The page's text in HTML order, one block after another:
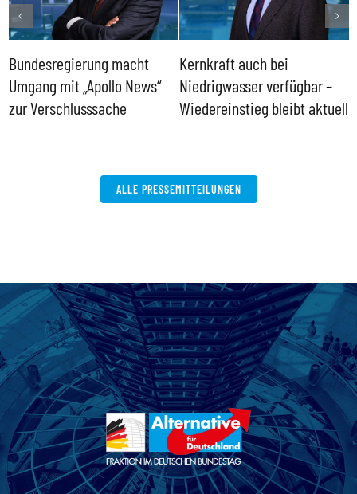
Bundesregierung macht
Umgang mit „Apollo News“
zur Verschlusssache
Kernkraft auch bei
Niedrigwasser verfügbar –
Wiedereinstieg bleibt aktuell
ALLE PRESSEMITTEILUNGEN